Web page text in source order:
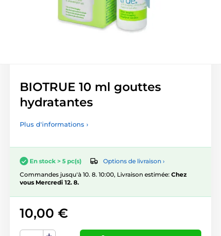
BIOTRUE 10 ml gouttes
hydratantes
Plus d'informations ›
En stock > 5 pc(s)
Options de livraison ›
Commandes jusqu'à 10. 8. 10:00, Livraison estimée: Chez
vous Mercredi 12. 8.
10,00 €